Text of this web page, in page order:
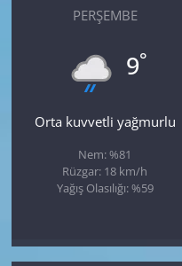
PERŞEMBE
9°
Orta kuvvetli yağmurlu
Nem: %81
Rüzgar: 18 km/h
Yağış Olasılığı: %59